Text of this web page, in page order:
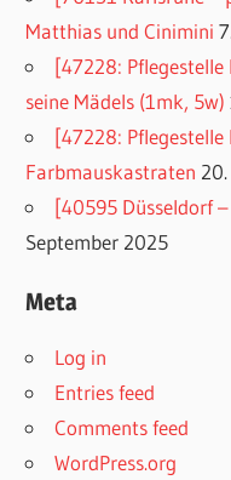
Matthias und Cinimini
[47228:
seine Mädels (1mk, 5w)
[47228:
Farbmauskastraten
[40595 Düsseldorf
September 2025
Meta
Log in
Entries feed
Comments feed
WordPress.org